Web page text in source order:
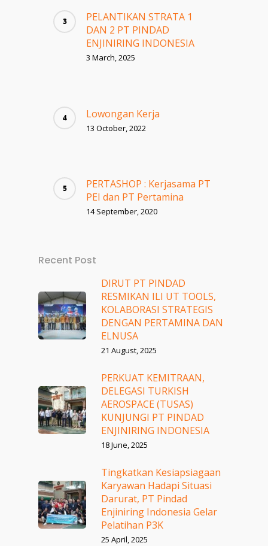
PELANTIKAN STRATA 1
DAN 2 PT PINDAD
ENJINIRING INDONESIA
3 March, 2025
Lowongan Kerja
13 October, 2022
PERTASHOP : Kerjasama PT
PEI dan PT Pertamina
14 September, 2020
Recent Post
DIRUT PT PINDAD
RESMIKAN ILI UT TOOLS,
KOLABORASI STRATEGIS
DENGAN PERTAMINA DAN
ELNUSA
21 August, 2025
PERKUAT KEMITRAAN,
DELEGASI TURKISH
AEROSPACE (TUSAS)
KUNJUNGI PT PINDAD
ENJINIRING INDONESIA
18 June, 2025
Tingkatkan Kesiapsiagaan
Karyawan Hadapi Situasi
Darurat, PT Pindad
Enjiniring Indonesia Gelar
Pelatihan P3K
25 April, 2025